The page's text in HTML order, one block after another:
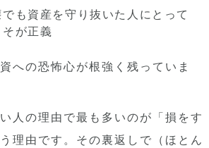
も資産を守り抜いた人にとって
が正義
への恐怖心が根強く残っていま
人の理由で最も多いのが「損をす
理由です。その裏返しで（ほとん